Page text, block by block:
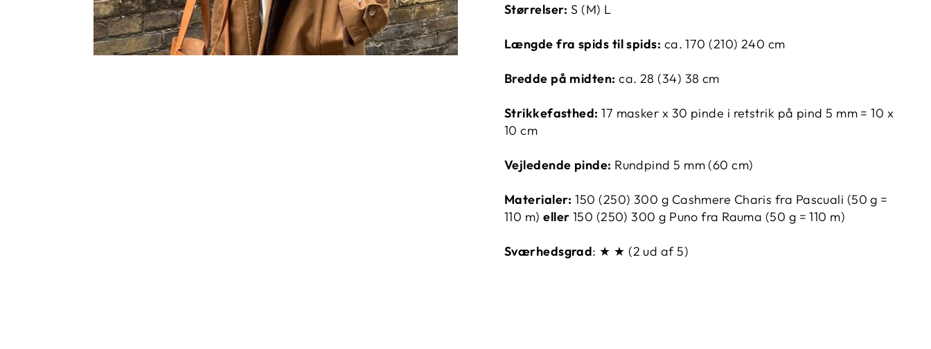
Størrelser: S (M) L
Længde fra spids til spids: ca. 170 (210) 240 cm
Bredde på midten:ca. 28 (34) 38 cm
Strikkefasthed:17 masker x 30 pinde i retstrik på pind 5 mm = 10 x
10 cm
Vejledende pinde: Rundpind 5 mm (60 cm)
Materialer: 150 (250) 300 g Cashmere Charis fra Pascuali (50 g =
110 m)eller 150 (250) 300 g Puno fra Rauma (50 g = 110 m)
Sværhedsgrad: ★ ★ (2 ud af 5)